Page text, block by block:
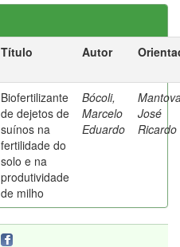
Título Autor
Biofertilizante
de dejetos de
suínos na
fertilidade do
solo e na
produtividade
de milho
Bócoli,
Marcelo
Eduardo
José
Ricardo